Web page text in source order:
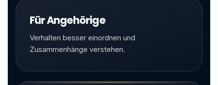
Für Angehörige
Verhalten besser einordnen und
Zusammenhänge verstehen.